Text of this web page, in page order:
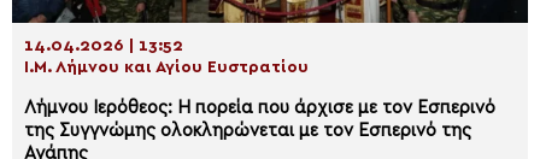
14.04.2026 | 13:52
Ι.Μ. Λήμνου και Αγίου Ευστρατίου
Λήμνου Ιερόθεος: Η πορεία που άρχισε με τον Εσπερινό
της Συγγνώμης ολοκληρώνεται με τον Εσπερινό της
Αγάπης